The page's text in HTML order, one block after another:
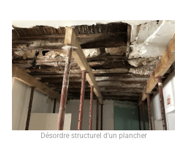
Désordre structurel d'un plancher